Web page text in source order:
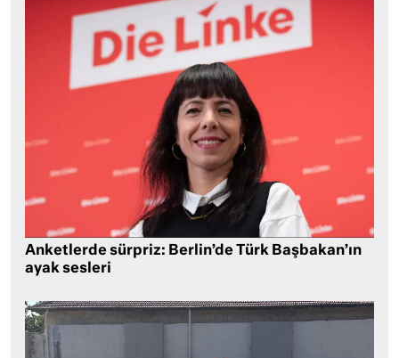
Anketlerde sürpriz: Berlin’de Türk Başbakan’ın
ayak sesleri